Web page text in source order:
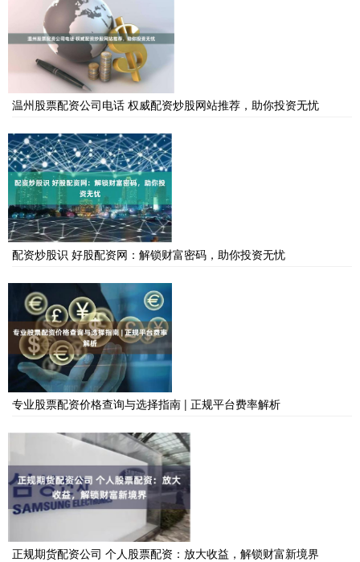
温州股票配资公司电话 权威配资炒股网站推荐，助你投资无忧
配资炒股识 好股配资网：解锁财富密码，助你投资无忧
专业股票配资价格查询与选择指南 | 正规平台费率解析
正规期货配资公司 个人股票配资：放大收益，解锁财富新境界